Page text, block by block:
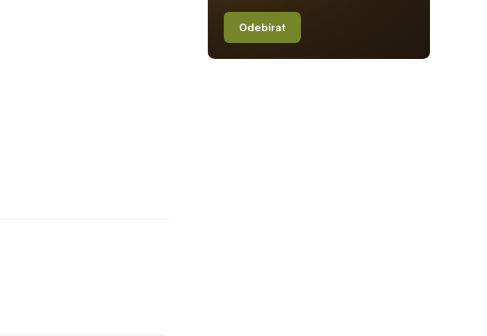
Odebírat